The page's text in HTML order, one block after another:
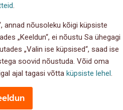
annad nõusoleku kõigi küpsiste
„Keeldun“, ei nõustu Sa ühegagi
„Valin ise küpsised“, saad ise
soovid nõustuda. Võid oma
ajal tagasi võtta küpsiste lehel
pakume lugejaile huvitavat
et saaksite teha kaalutud
Ootame väga teie
millistel teemadel siit